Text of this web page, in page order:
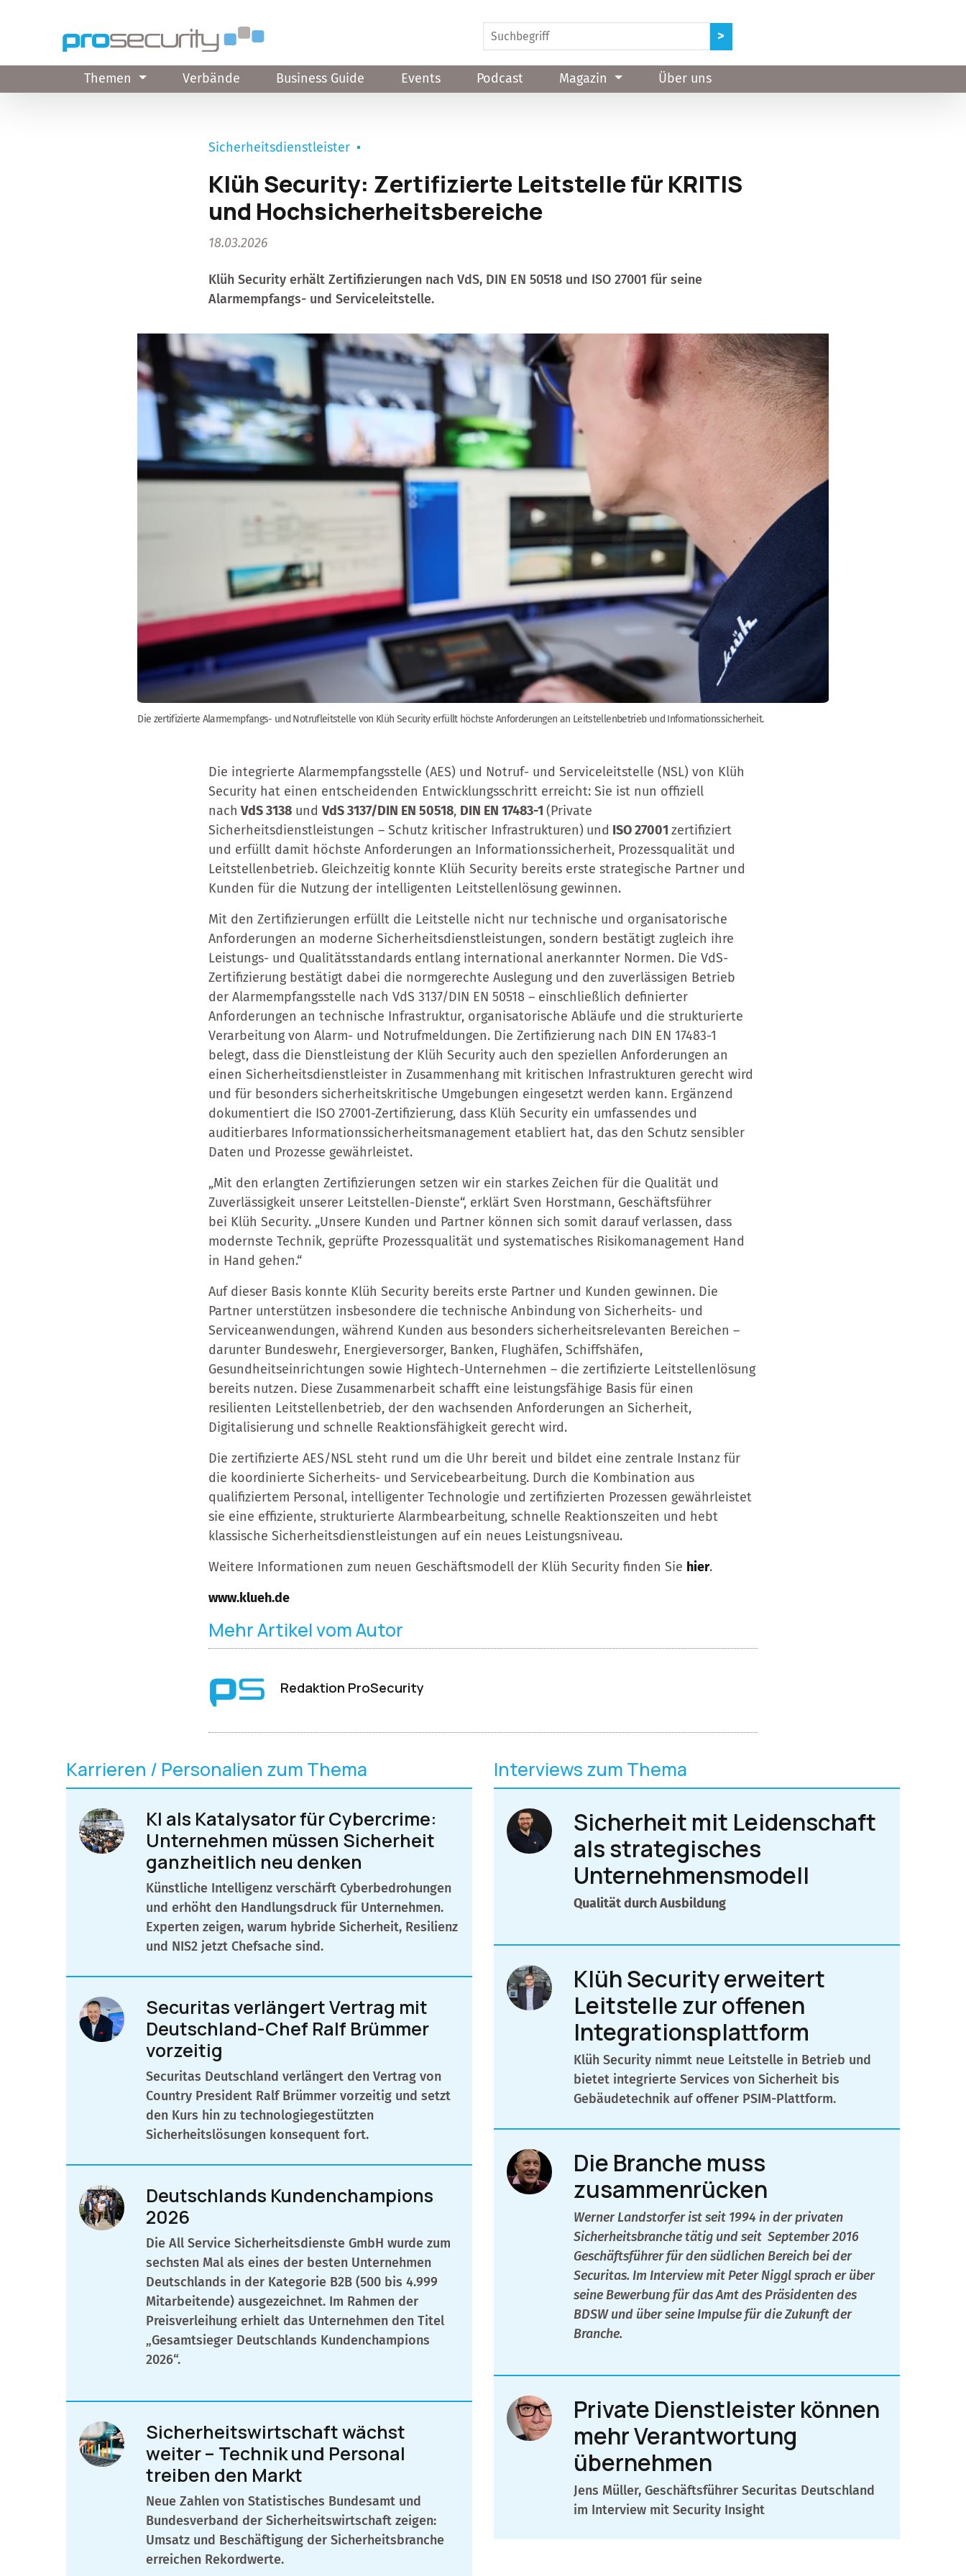
Themen Verbände Business Guide Events Podcast Magazin Über uns
Sicherheitsdienstleister
Klüh Security: Zertifizierte Leitstelle für KRITIS
und Hochsicherheitsbereiche
18.03.2026
Klüh Security erhält Zertifizierungen nach VdS, DIN EN 50518 und ISO 27001 für seine
Alarmempfangs- und Serviceleitstelle.
Die zertifizierte Alarmempfangs- und Notrufleitstelle von Klüh Security erfüllt höchste Anforderungen an Leitstellenbetrieb und Informationssicherheit.
Die integrierte Alarmempfangsstelle (AES) und Notruf- und Serviceleitstelle (NSL) von Klüh
Security hat einen entscheidenden Entwicklungsschritt erreicht: Sie ist nun offiziell
nach VdS 3138 undVdS 3137/DIN EN 50518, DIN EN 17483-1(Private
Sicherheitsdienstleistungen – Schutz kritischer Infrastrukturen) und ISO 27001zertifiziert
und erfüllt damit höchste Anforderungen an Informationssicherheit, Prozessqualität und
Leitstellenbetrieb. Gleichzeitig konnte Klüh Security bereits erste strategische Partner und
Kunden für die Nutzung der intelligenten Leitstellenlösung gewinnen.
Mit den Zertifizierungen erfüllt die Leitstelle nicht nur technische und organisatorische
Anforderungen an moderne Sicherheitsdienstleistungen, sondern bestätigt zugleich ihre
Leistungs- und Qualitätsstandards entlang international anerkannter Normen. Die VdS-
Zertifizierung bestätigt dabei die normgerechte Auslegung und den zuverlässigen Betrieb
der Alarmempfangsstelle nach VdS 3137/DIN EN 50518 – einschließlich definierter
Anforderungen an technische Infrastruktur, organisatorische Abläufe und die strukturierte
Verarbeitung von Alarm- und Notrufmeldungen. Die Zertifizierung nach DIN EN 17483-1
belegt, dass die Dienstleistung der Klüh Security auch den speziellen Anforderungen an
einen Sicherheitsdienstleister in Zusammenhang mit kritischen Infrastrukturen gerecht wird
und für besonders sicherheitskritische Umgebungen eingesetzt werden kann. Ergänzend
dokumentiert die ISO 27001-Zertifizierung, dass Klüh Security ein umfassendes und
auditierbares Informations­sicherheits­management etabliert hat, das den Schutz sensibler
Daten und Prozesse gewährleistet.
„Mit den erlangten Zertifizierungen setzen wir ein starkes Zeichen für die Qualität und
Zuverlässigkeit unserer Leitstellen-Dienste“, erklärt Sven Horstmann, Geschäftsführer
bei Klüh Security. „Unsere Kunden und Partner können sich somit darauf verlassen, dass
modernste Technik, geprüfte Prozessqualität und systematisches Risikomanagement Hand
in Hand gehen.“
Auf dieser Basis konnte Klüh Security bereits erste Partner und Kunden gewinnen. Die
Partner unterstützen insbesondere die technische Anbindung von Sicherheits- und
Serviceanwendungen, während Kunden aus besonders sicherheitsrelevanten Bereichen –
darunter Bundeswehr, Energieversorger, Banken, Flughäfen, Schiffshäfen,
Gesundheitseinrichtungen sowie Hightech-Unternehmen – die zertifizierte Leitstellenlösung
bereits nutzen. Diese Zusammenarbeit schafft eine leistungsfähige Basis für einen
resilienten Leitstellenbetrieb, der den wachsenden Anforderungen an Sicherheit,
Digitalisierung und schnelle Reaktionsfähigkeit gerecht wird.
Die zertifizierte AES/NSL steht rund um die Uhr bereit und bildet eine zentrale Instanz für
die koordinierte Sicherheits- und Servicebearbeitung. Durch die Kombination aus
qualifiziertem Personal, intelligenter Technologie und zertifizierten Prozessen gewährleistet
sie eine effiziente, strukturierte Alarmbearbeitung, schnelle Reaktionszeiten und hebt
klassische Sicherheitsdienstleistungen auf ein neues Leistungsniveau.
Weitere Informationen zum neuen Geschäftsmodell der Klüh Security finden Sie hier.
www.klueh.de
Mehr Artikel vom Autor
Redaktion ProSecurity
Karrieren / Personalien zum Thema
KI als Katalysator für Cybercrime:
Unternehmen müssen Sicherheit
ganzheitlich neu denken
Künstliche Intelligenz verschärft Cyberbedrohungen
und erhöht den Handlungsdruck für Unternehmen.
Experten zeigen, warum hybride Sicherheit, Resilienz
und NIS2 jetzt Chefsache sind.
Securitas verlängert Vertrag mit
Deutschland-Chef Ralf Brümmer
vorzeitig
Securitas Deutschland verlängert den Vertrag von
Country President Ralf Brümmer vorzeitig und setzt
den Kurs hin zu technologiegestützten
Sicherheitslösungen konsequent fort.
Deutschlands Kundenchampions
2026
Die All Service Sicherheitsdienste GmbH wurde zum
sechsten Mal als eines der besten Unternehmen
Deutschlands in der Kategorie B2B (500 bis 4.999
Mitarbeitende) ausgezeichnet. Im Rahmen der
Preisverleihung erhielt das Unternehmen den Titel
„Gesamtsieger Deutschlands Kundenchampions
2026“.
Sicherheitswirtschaft wächst
weiter – Technik und Personal
treiben den Markt
Neue Zahlen von Statistisches Bundesamt und
Bundesverband der Sicherheitswirtschaft zeigen:
Umsatz und Beschäftigung der Sicherheitsbranche
erreichen Rekordwerte.
Interviews zum Thema
Sicherheit mit Leidenschaft
als strategisches
Unternehmensmodell
Qualität durch Ausbildung
Klüh Security erweitert
Leitstelle zur offenen
Integrationsplattform
Klüh Security nimmt neue Leitstelle in Betrieb und
bietet integrierte Services von Sicherheit bis
Gebäudetechnik auf offener PSIM-Plattform.
Die Branche muss
zusammenrücken
Werner Landstorfer ist seit 1994 in der privaten
Sicherheitsbranche tätig und seit September 2016
Geschäftsführer für den südlichen Bereich bei der
Securitas. Im Interview mit Peter Niggl sprach er über
seine Bewerbung für das Amt des Präsidenten des
BDSW und über seine Impulse für die Zukunft der
Branche.
Private Dienstleister können
mehr Verantwortung
übernehmen
Jens Müller, Geschäftsführer Securitas Deutschland
im Interview mit Security Insight